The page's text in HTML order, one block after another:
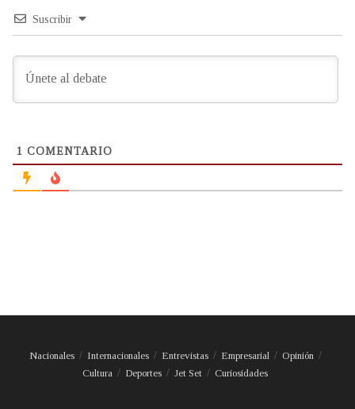
Suscribir
1 COMENTARIO
Nacionales Internacionales Entrevistas Empresarial
Opinión
Cultura
Deportes Jet Set Curiosidades